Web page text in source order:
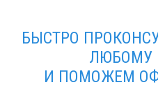
БЫСТРО
ЛЮБОМУ
И ПОМОЖЕМ